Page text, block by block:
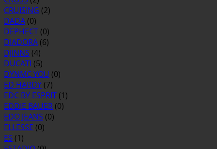
CRUISING (2)
DADA (0)
DEPHECT (0)
DIADORA (6)
DJINNS (4)
DUCATI (5)
DYNMC YOU (0)
ED HARDY (7)
EDC BY ESPRIT (1)
EDDIE BAUER (0)
EDO JEANS (0)
ELLESSE (0)
ES (1)